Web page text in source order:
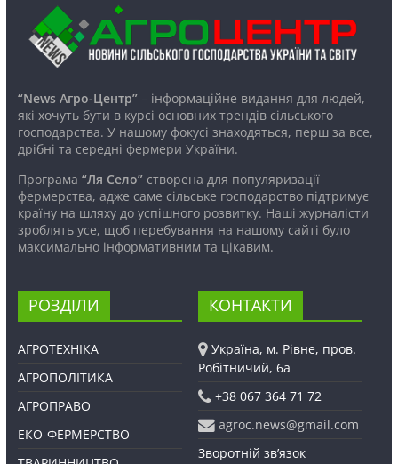
“News Агро-Центр”– інформаційне видання для людей,
які хочуть бути в курсі основних трендів сільського
господарства. У нашому фокусі знаходяться, перш за все,
дрібні та середні фермери України.
Програма “Ля Село”створена для популяризації
фермерства, адже саме сільське господарство підтримує
країну на шляху до успішного розвитку. Наші журналісти
зроблять усе, щоб перебування на нашому сайті було
максимально інформативним та цікавим.
РОЗДІЛИ
АГРОТЕХНІКА
АГРОПОЛІТИКА
АГРОПРАВО
ЕКО-ФЕРМЕРСТВО
КОНТАКТИ
Україна, м. Рівне, пров.
Робітничий, 6а
+38 067 364 71 72
agroc.news@gmail.com
Зворотній зв’язок